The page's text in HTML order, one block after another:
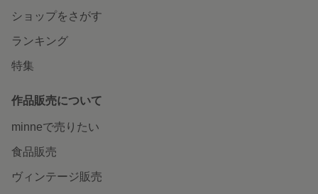
ショップをさがす
ランキング
特集
作品販売について
minneで売りたい
食品販売
ヴィンテージ販売